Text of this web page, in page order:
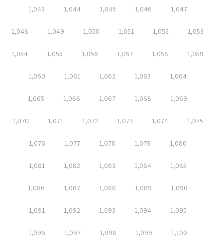
1,043 1,044 1,045 1,046 1,047
1,048 1,049 1,050 1,051 1,052 1,053
1,054 1,055 1,056 1,057 1,058 1,059
1,060 1,061 1,062 1,063 1,064
1,065 1,066 1,067 1,068 1,069
1,070 1,071 1,072 1,073 1,074 1,075
1,076 1,077 1,078 1,079 1,080
1,081 1,082 1,083 1,084 1,085
1,086 1,087 1,088 1,089 1,090
1,091 1,092 1,093 1,094 1,095
1,096 1,097 1,098 1,099 1,100